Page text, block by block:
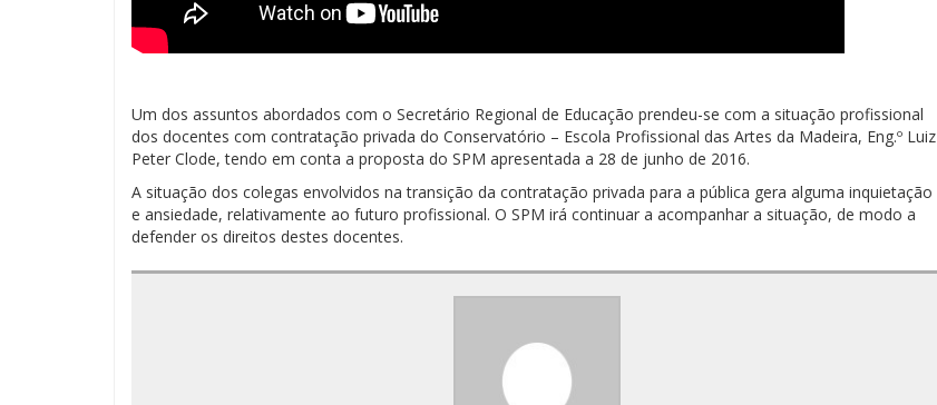
Um dos assuntos abordados com o Secretário Regional de Educação prendeu-se com a situação profissional
dos docentes com contratação privada do Conservatório – Escola Profissional das Artes da Madeira, Eng.º Luiz
Peter Clode, tendo em conta a proposta do SPM apresentada a 28 de junho de 2016.
A situação dos colegas envolvidos na transição da contratação privada para a pública gera alguma inquietação
e ansiedade, relativamente ao futuro profissional. O SPM irá continuar a acompanhar a situação, de modo a
defender os direitos destes docentes.